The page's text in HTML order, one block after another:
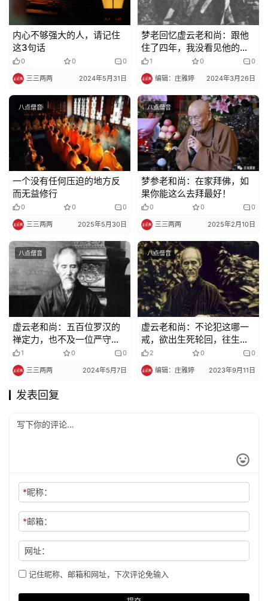
明
内心不够强大的人，请记住
这3句话
0 0 0
三三两两 2024年5月31日
梦老回忆虚云老和尚：跟他
住了四年，我没看见他的眼
睛1 0 0
编辑：庄雅婷 2024年3月26日
八点僧音
一个没有任何压迫的地方反
而无益修行
0 0 0
三三两两 2025年5月30日
八点僧音
梦参老和尚：在家拜佛，如
果你能这么去拜最好！
0 0 0
三三两两 2025年2月10日
八点僧音
虚云老和尚：五百位罗汉的
禅定力，也不及一位严守禁
戒的僧人
1 0 0
三三两两 2024年5月7日
八点僧音
虚云老和尚：不论犯这哪一
戒，欲出生死轮回，往生净
土难了
2 0 0
编辑：庄雅婷 2023年9月11日
发表回复
*昵称：
*邮箱：
网址：
记住昵称、邮箱和网址，下次评论免输入